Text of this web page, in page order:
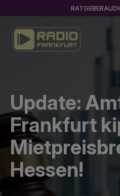
RATGEBER
Update:
Frankfurt
Hessen!